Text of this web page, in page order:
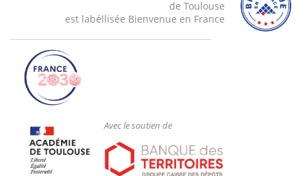
de Toulouse
est labéllisée Bienvenue en France
Avec le soutien de